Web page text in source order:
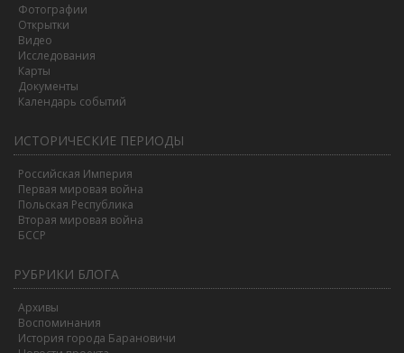
Фотографии
Открытки
Видео
Исследования
Карты
Документы
Календарь событий
ИСТОРИЧЕСКИЕ ПЕРИОДЫ
Российская Империя
Первая мировая война
Польская Республика
Вторая мировая война
БССР
РУБРИКИ БЛОГА
Архивы
Воспоминания
История города Барановичи